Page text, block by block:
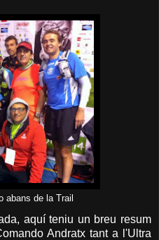
abans de la Trail
aquí teniu un breu resum
Andratx tant a l'Ultra